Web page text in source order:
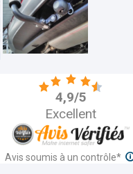
4,9/5
Excellent
Avis soumis à un contrôle*
d'informations sur les
des avis et la possibilité de
de l'avis, merci de consulter nos
contrepartie n’a été fournie en
sont publiés et conservés
ne sont pas modifiables : si un
modifier son avis, il doit
afin de supprimer l’avis existant,
un nouveau
de suppression des avis
ici